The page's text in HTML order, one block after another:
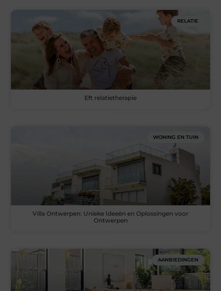
RELATIE
Eft relatietherapie
WONING EN TUIN
Villa Ontwerpen: Unieke Ideeën en Oplossingen voor
Ontwerpen
AANBIEDINGEN